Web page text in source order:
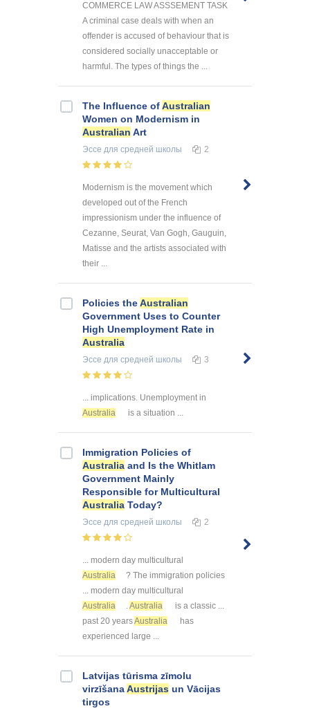
COMMERCE LAW ASSSEMENT TASK
A criminal case deals with when an
offender is accused of behaviour that is
considered socially unacceptable or
harmful. The types of things the ...
The Influence ofAustralian
Women on Modernism in
Australian Art
Эссе для средней школы 2
Modernism is the movement which
developed out of the French
impressionism under the influence of
Cezanne, Seurat, Van Gogh, Gauguin,
Matisse and the artists associated with
their ...
Policies theAustralian
Government Uses to Counter
High Unemployment Rate in
Australia
Эссе для средней школы 3
... implications. Unemployment in
Australia
is a situation ...
Immigration Policies of
Australia and Is the Whitlam
Government Mainly
Responsible for Multicultural
Australia Today?
Эссе для средней школы 2
... modern day multicultural
Australia
? The immigration policies
... modern day multicultural
Australia
.Australia
is a classic ...
past 20 yearsAustralia
has
experienced large ...
Latvijas tūrisma zīmolu
virzīšanaAustrijas un Vācijas
tirgos